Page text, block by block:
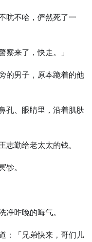
吭不哈，俨然死了一
察来了，快走。」
的男子，原本跪着的他
孔、眼睛里，沿着肌肤
志勤给老太太的钱。
钞。
净昨晚的晦气。
：「兄弟快来，哥们儿